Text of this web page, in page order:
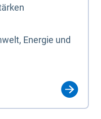
Energie und